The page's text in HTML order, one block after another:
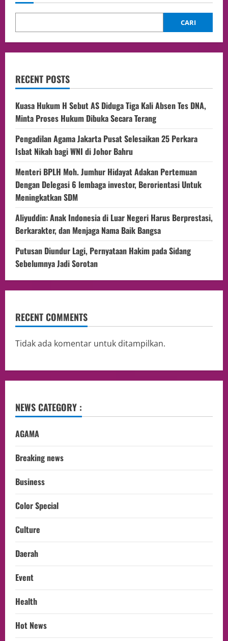
CARI
RECENT POSTS
Kuasa Hukum H Sebut AS Diduga Tiga Kali Absen Tes DNA,
Minta Proses Hukum Dibuka Secara Terang
Pengadilan Agama Jakarta Pusat Selesaikan 25 Perkara
Isbat Nikah bagi WNI di Johor Bahru
Menteri BPLH Moh. Jumhur Hidayat Adakan Pertemuan
Dengan Delegasi 6 lembaga investor, Berorientasi Untuk
Meningkatkan SDM
Aliyuddin: Anak Indonesia di Luar Negeri Harus Berprestasi,
Berkarakter, dan Menjaga Nama Baik Bangsa
Putusan Diundur Lagi, Pernyataan Hakim pada Sidang
Sebelumnya Jadi Sorotan
RECENT COMMENTS
Tidak ada komentar untuk ditampilkan.
NEWS CATEGORY :
AGAMA
Breaking news
Business
Color Special
Culture
Daerah
Event
Health
Hot News